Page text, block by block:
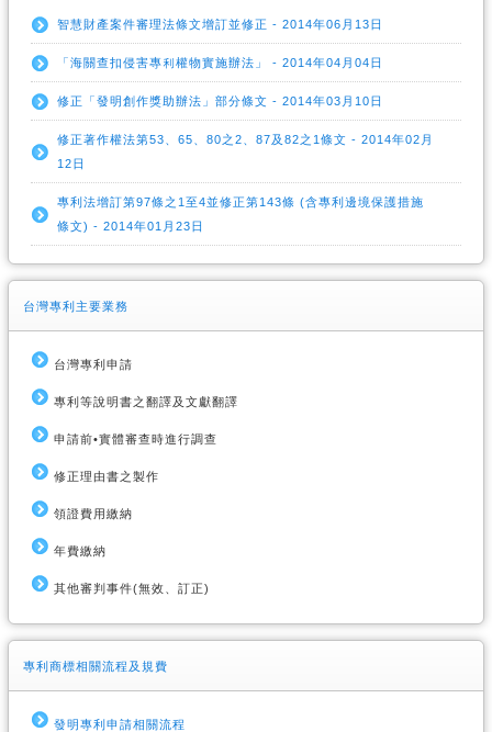
智慧財產案件審理法條文增訂並修正 - 2014年06月13日
「海關查扣侵害專利權物實施辦法」 - 2014年04月04日
修正「發明創作獎助辦法」部分條文 - 2014年03月10日
修正著作權法第53、65、80之2、87及82之1條文 - 2014年02月
12日
專利法增訂第97條之1至4並修正第143條 (含專利邊境保護措施
條文) - 2014年01月23日
台灣專利主要業務
台灣專利申請
專利等說明書之翻譯及文獻翻譯
申請前•實體審查時進行調查
修正理由書之製作
領證費用繳納
年費繳納
其他審判事件(無效、訂正)
專利商標相關流程及規費
發明專利申請相關流程